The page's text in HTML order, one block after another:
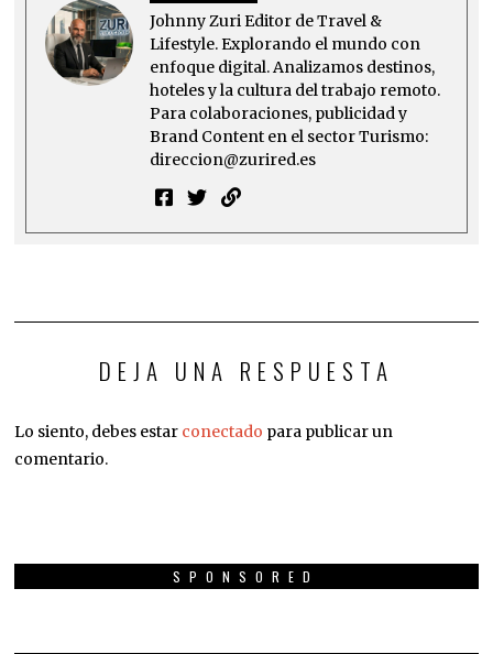
Johnny Zuri Editor de Travel &
Lifestyle. Explorando el mundo con
enfoque digital. Analizamos destinos,
hoteles y la cultura del trabajo remoto.
Para colaboraciones, publicidad y
Brand Content en el sector Turismo:
direccion@zurired.es
DEJA UNA RESPUESTA
Lo siento, debes estar conectado para publicar un
comentario.
SPONSORED